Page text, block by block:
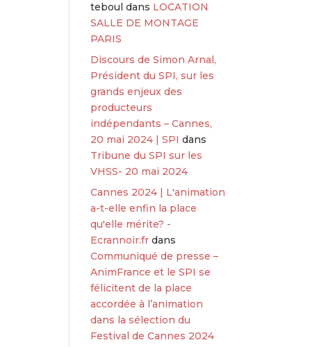
teboul dans LOCATION
SALLE DE MONTAGE
PARIS
Discours de Simon Arnal,
Président du SPI, sur les
grands enjeux des
producteurs
indépendants – Cannes,
20 mai 2024 | SPI dans
Tribune du SPI sur les
VHSS- 20 mai 2024
Cannes 2024 | L'animation
a-t-elle enfin la place
qu'elle mérite? -
Ecrannoir.fr dans
Communiqué de presse –
AnimFrance et le SPI se
félicitent de la place
accordée à l’animation
dans la sélection du
Festival de Cannes 2024